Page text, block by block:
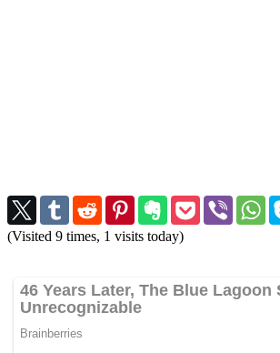
(Visited 9 times, 1 visits today)